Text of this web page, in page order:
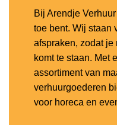
Bij Arendje
toe bent. Wij staan
afspraken, zodat je
komt te staan. Met
assortiment van
verhuurgoederen
voor horeca en